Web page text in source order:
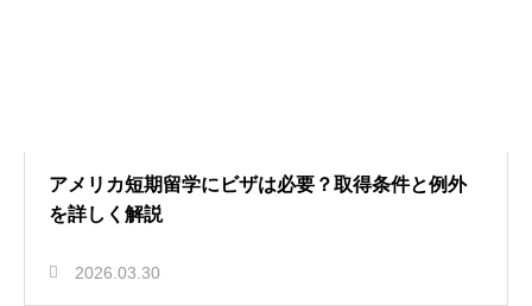
アメリカ短期留学にビザは必要？取得条件と例外
を詳しく解説
2026.03.30